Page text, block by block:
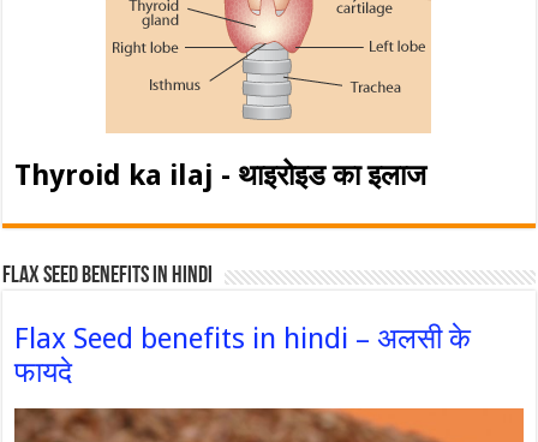
Thyroid ka ilaj - थाइरोइड का इलाज
Flax Seed Benefits in hindi
Flax Seed benefits in hindi – अलसी के
फायदे